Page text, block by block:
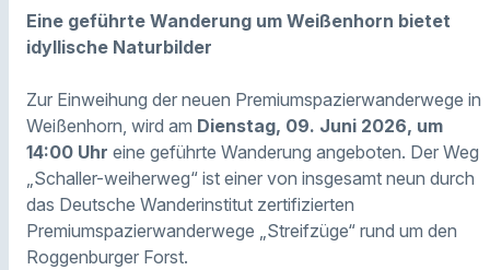
Eine geführte Wanderung um Weißenhorn bietet
idyllische Naturbilder
Zur Einweihung der neuen Premiumspazierwanderwege in
Weißenhorn, wird am Dienstag, 09. Juni 2026, um
14:00 Uhr eine geführte Wanderung angeboten. Der Weg
„Schaller-weiherweg“ ist einer von insgesamt neun durch
das Deutsche Wanderinstitut zertifizierten
Premiumspazierwanderwege „Streifzüge“ rund um den
Roggenburger Forst.